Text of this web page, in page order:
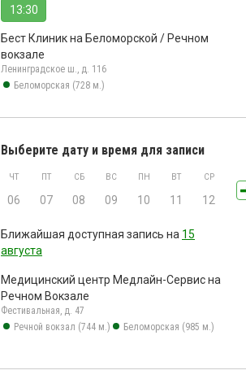
13:30
Бест Клиник на Беломорской / Речном
вокзале
Ленинградское ш., д. 116
Беломорская (728 м.)
Выберите дату и время для записи
ЧТ
06
ПТ
07
СБ
08
ВС
09
ПН
10
ВТ
11
СР
12
Ближайшая доступная запись на 15
августа
Медицинский центр Медлайн-Сервис на
Речном Вокзале
Фестивальная, д. 47
Речной вокзал (744 м.)
Беломорская (985 м.)